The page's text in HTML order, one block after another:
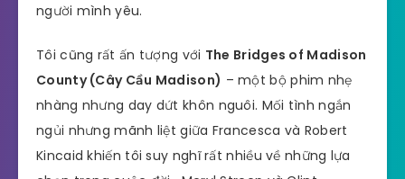
người mình yêu.
Tôi cũng rất ấn tượng với The Bridges of Madison
County (Cây Cầu Madison) – một bộ phim nhẹ
nhàng nhưng day dứt khôn nguôi. Mối tình ngắn
ngủi nhưng mãnh liệt giữa Francesca và Robert
Kincaid khiến tôi suy nghĩ rất nhiều về những lựa